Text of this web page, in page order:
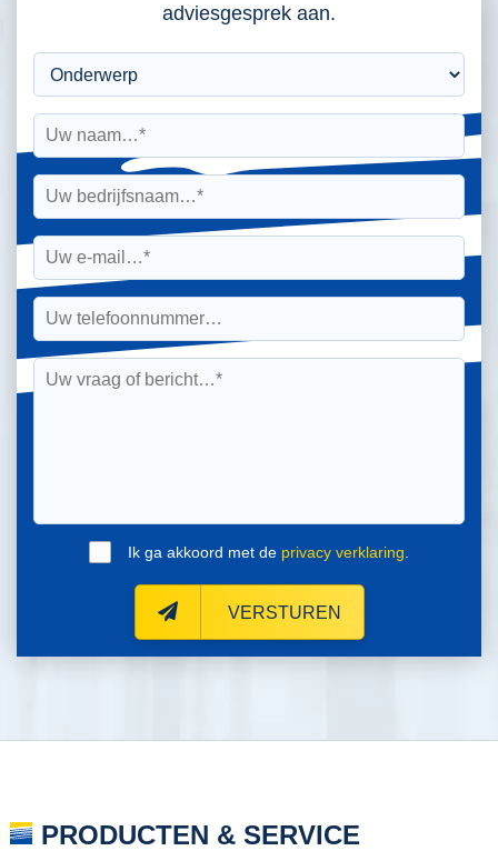
adviesgesprek aan.
Ik ga akkoord met de privacy verklaring
VERSTUREN
PRODUCTEN & SERVICE